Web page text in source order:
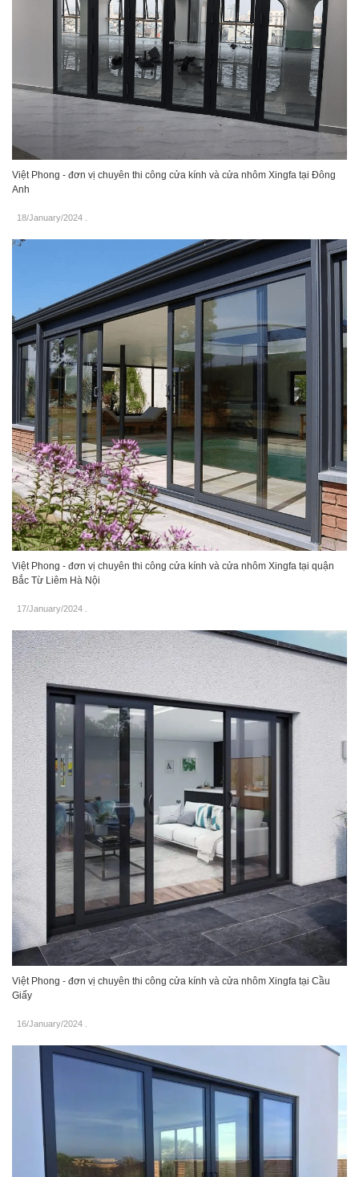
Việt Phong - đơn vị chuyên thi công cửa kính và cửa nhôm Xingfa tại Đông
Anh
18/January/2024
Việt Phong - đơn vị chuyên thi công cửa kính và cửa nhôm Xingfa tại quận
Bắc Từ Liêm Hà Nội
17/January/2024
Việt Phong - đơn vị chuyên thi công cửa kính và cửa nhôm Xingfa tại Cầu
Giấy
16/January/2024